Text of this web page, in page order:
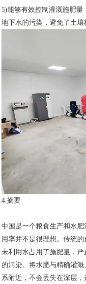
5)能够有效控制灌溉施肥量
地下水的污染，避免了土壤
4.摘要
中国是一个粮食生产和水
用率并不是很理想。传统
未利用水占用了施肥量，
的污染。将水肥与精确灌
系附近，不会丢失在深层